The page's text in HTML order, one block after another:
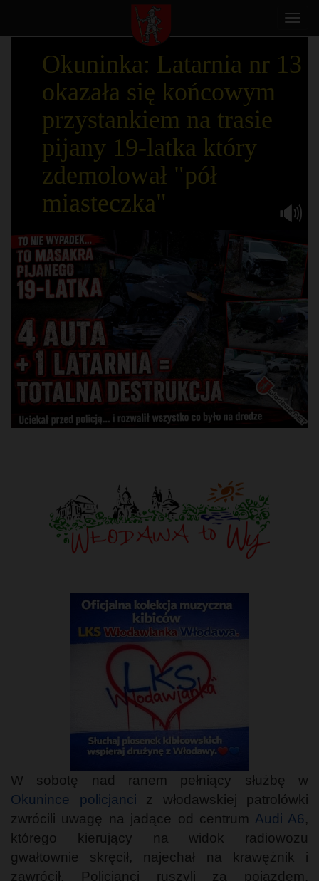
Okuninka: Latarnia nr 13
okazała się końcowym
przystankiem na trasie
pijany 19-latka który
zdemolował "pół
miasteczka"
W sobotę nad ranem pełniący służbę w
Okunince policjanci z włodawskiej patrolówki
zwrócili uwagę na jadące od centrum Audi A6,
którego kierujący na widok radiowozu
gwałtownie skręcił, najechał na krawężnik i
zawrócił. Policjanci ruszyli za pojazdem.